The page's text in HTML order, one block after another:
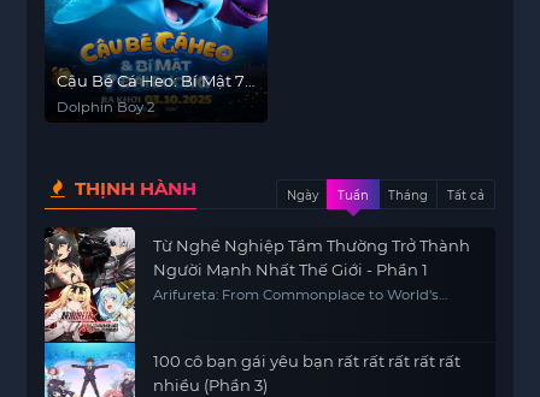
Cậu Bé Cá Heo: Bí Mật 7
Đại Dương
Dolphin Boy 2
THỊNH HÀNH Ngày Tuần Tháng Tất cả
Từ Nghề Nghiệp Tầm Thường Trở Thành
Người Mạnh Nhất Thế Giới - Phần 1
Arifureta: From Commonplace to World's
100 cô bạn gái yêu bạn rất rất rất rất rất
nhiều (Phần 3)